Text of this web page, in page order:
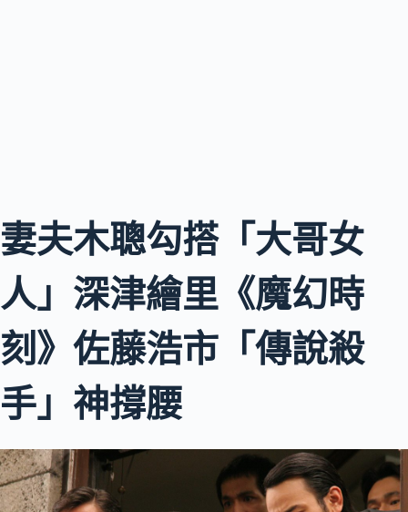
妻夫木聰勾搭「大哥女
人」深津繪里《魔幻時
刻》佐藤浩市「傳說殺
手」神撐腰